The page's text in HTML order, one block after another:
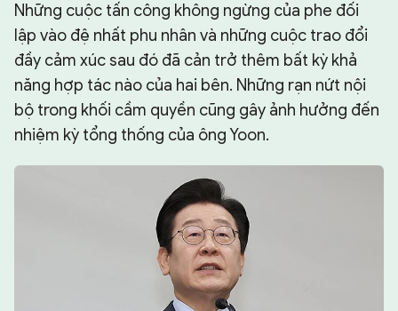
Những cuộc tấn công không ngừng của phe đối
lập vào đệ nhất phu nhân và những cuộc trao đổi
đầy cảm xúc sau đó đã cản trở thêm bất kỳ khả
năng hợp tác nào của hai bên. Những rạn nứt nội
bộ trong khối cầm quyền cũng gây ảnh hưởng đến
nhiệm kỳ tổng thống của ông Yoon.